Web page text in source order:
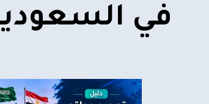
في السعودية